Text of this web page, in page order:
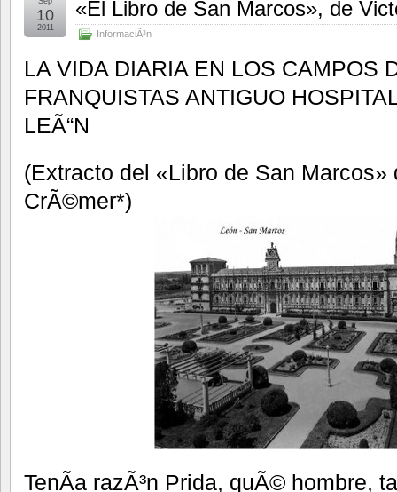
«El Libro de San Marcos», de
InformaciÃ³n
10
2011
LA VIDA DIARIA EN LOS CAMPOS
FRANQUISTAS ANTIGUO
LEÃ“N
(Extracto del «Libro de San Marcos»
CrÃ©mer*)
TenÃ­a razÃ³n Prida, quÃ© hombre,